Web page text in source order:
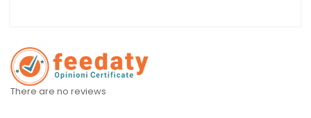
There are no reviews